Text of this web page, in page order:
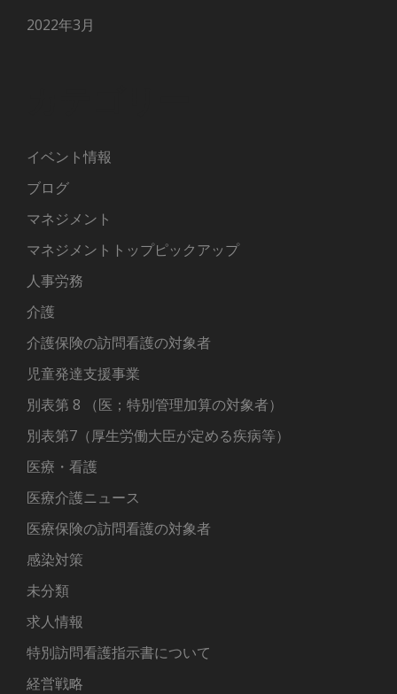
2022年3月
イベント情報
ブログ
マネジメント
マネジメントトップピックアップ
人事労務
介護
介護保険の訪問看護の対象者
児童発達支援事業
別表第 8 （医；特別管理加算の対象者）
別表第7（厚生労働大臣が定める疾病等）
医療・看護
医療介護ニュース
医療保険の訪問看護の対象者
感染対策
未分類
求人情報
特別訪問看護指示書について
経営戦略